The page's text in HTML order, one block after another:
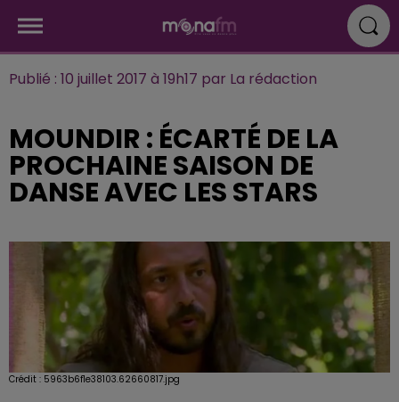
Publié : 10 juillet 2017 à 19h17 par La rédaction
MOUN­DIR : ÉCARTÉ DE LA
PROCHAINE SAISON DE
DANSE AVEC LES STARS
Crédit : 5963b6f1e38103.62660817.jpg